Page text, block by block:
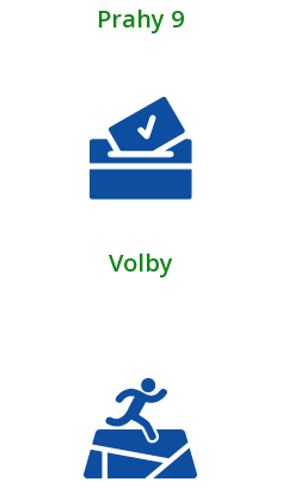
Prahy 9
Volby